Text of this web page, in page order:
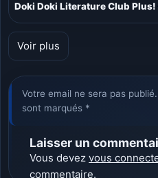
Doki Doki Literature Club
Voir plus
Votre email ne sera pas
sont marqués *
Laisser un
Vous devezvous
commentaire.